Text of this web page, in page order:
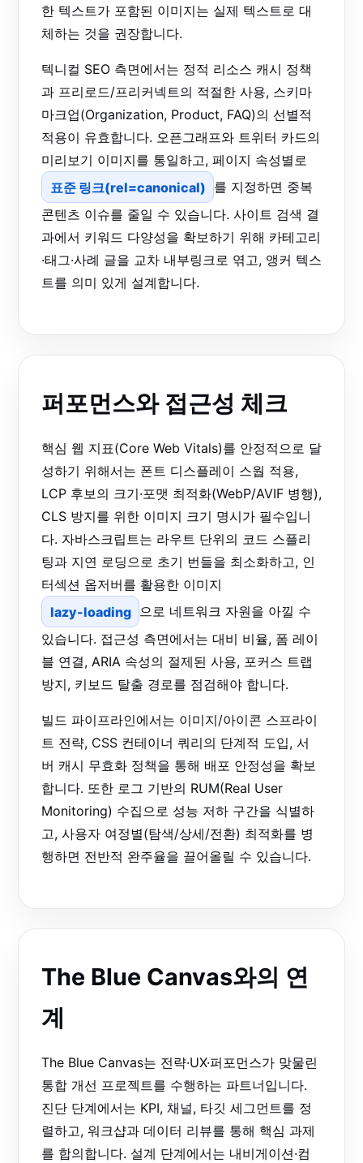
한 텍스트가 포함된 이미지는 실제 텍스트로 대
체하는 것을 권장합니다.
텍니컬 SEO 측면에서는 정적 리소스 캐시 정책
과 프리로드/프리커넥트의 적절한 사용, 스키마
마크업(Organization, Product, FAQ)의 선별적
적용이 유효합니다. 오픈그래프와 트위터 카드의
미리보기 이미지를 통일하고, 페이지 속성별로
표준 링크(rel=canonical) 를 지정하면 중복
콘텐츠 이슈를 줄일 수 있습니다. 사이트 검색 결
과에서 키워드 다양성을 확보하기 위해 카테고리
·태그·사례 글을 교차 내부링크로 엮고, 앵커 텍스
트를 의미 있게 설계합니다.
퍼포먼스와 접근성 체크
핵심 웹 지표(Core Web Vitals)를 안정적으로 달
성하기 위해서는 폰트 디스플레이 스웝 적용,
LCP 후보의 크기·포맷 최적화(WebP/AVIF 병행),
CLS 방지를 위한 이미지 크기 명시가 필수입니
다. 자바스크립트는 라우트 단위의 코드 스플리
팅과 지연 로딩으로 초기 번들을 최소화하고, 인
터섹션 옵저버를 활용한 이미지
lazy-loading 으로 네트워크 자원을 아낄 수
있습니다. 접근성 측면에서는 대비 비율, 폼 레이
블 연결, ARIA 속성의 절제된 사용, 포커스 트랩
방지, 키보드 탈출 경로를 점검해야 합니다.
빌드 파이프라인에서는 이미지/아이콘 스프라이
트 전략, CSS 컨테이너 쿼리의 단계적 도입, 서
버 캐시 무효화 정책을 통해 배포 안정성을 확보
합니다. 또한 로그 기반의 RUM(Real User
Monitoring) 수집으로 성능 저하 구간을 식별하
고, 사용자 여정별(탐색/상세/전환) 최적화를 병
행하면 전반적 완주율을 끌어올릴 수 있습니다.
The Blue Canvas와의 연
계
The Blue Canvas는 전략·UX·퍼포먼스가 맞물린
통합 개선 프로젝트를 수행하는 파트너입니다.
진단 단계에서는 KPI, 채널, 타깃 세그먼트를 정
렬하고, 워크샵과 데이터 리뷰를 통해 핵심 과제
를 합의합니다. 설계 단계에서는 내비게이션·컴